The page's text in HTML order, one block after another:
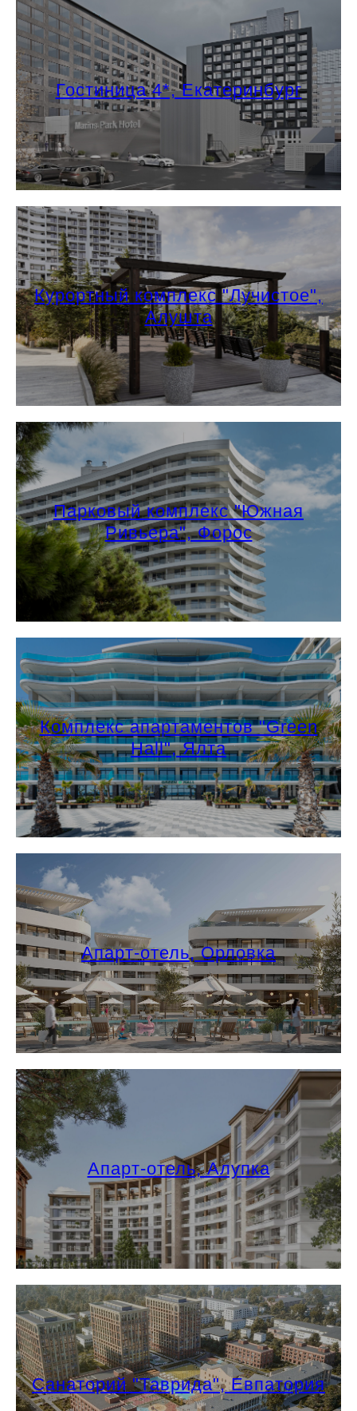
Гостиница 4*, Екатеринбург
Курортный комплекс "Лучистое",
Алушта
Парковый комплекс "Южная
Ривьера", Форос
Комплекс апартаментов "Green
Hall", Ялта
Апарт-отель, Орловка
Апарт-отель, Алупка
Санаторий "Таврида", Евпатория